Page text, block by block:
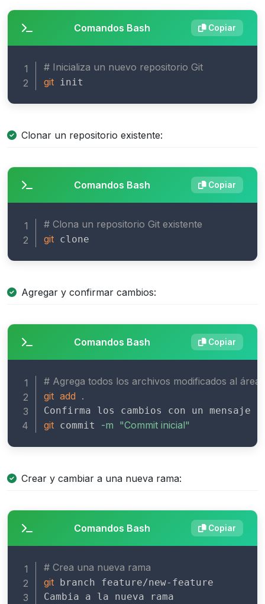
Comandos Bash Copiar
# Inicializa un nuevo repositorio Git
git init
Clonar un repositorio existente:
Comandos Bash Copiar
# Clona un repositorio Git existente
git clone
Agregar y confirmar cambios:
Comandos Bash Copiar
# Agrega todos los archivos modificados al área
git add .
git commit -m "Commit inicial"
Crear y cambiar a una nueva rama:
Comandos Bash Copiar
# Crea una nueva rama
git branch feature/new-feature